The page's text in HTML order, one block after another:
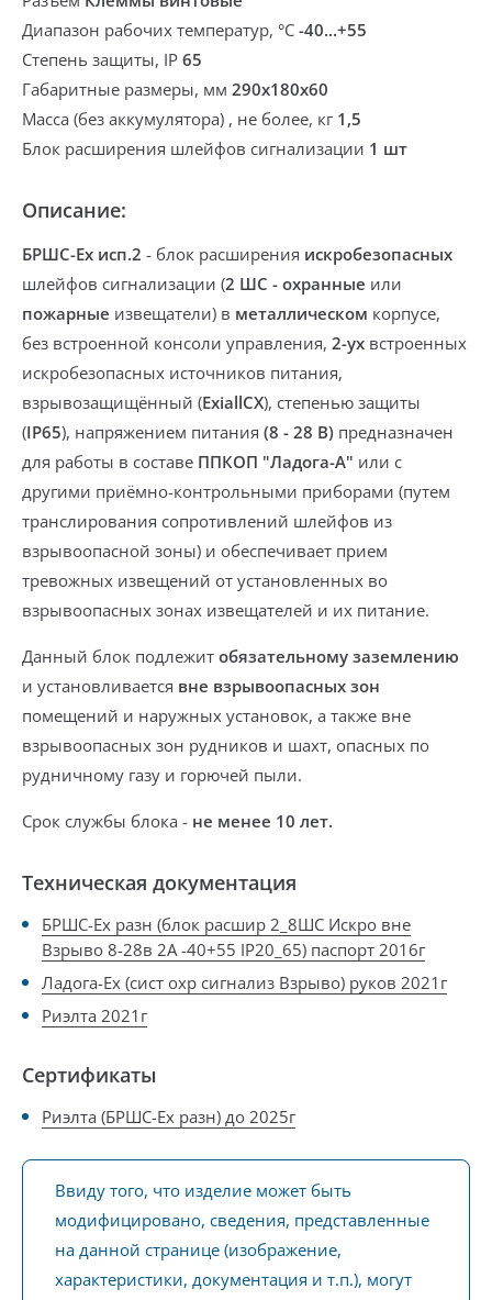
Диапазон рабочих температур, °С -40...+55
Степень защиты, IP 65
Габаритные размеры, мм 290х180х60
Масса (без аккумулятора) , не более, кг 1,5
Блок расширения шлейфов сигнализации 1 шт
Описание:
БРШС-Ех исп.2 - блок расширения искробезопасных
шлейфов сигнализации (2 ШС - охранные или
пожарные извещатели) в металлическом корпусе,
без встроенной консоли управления, 2-ух встроенных
искробезопасных источников питания,
взрывозащищённый (ExiallCX), степенью защиты
(IP65), напряжением питания (8 - 28 В) предназначен
для работы в составе ППКОП "Ладога-А" или с
другими приёмно-контрольными приборами (путем
транслирования сопротивлений шлейфов из
взрывоопасной зоны) и обеспечивает прием
тревожных извещений от установленных во
взрывоопасных зонах извещателей и их питание.
Данный блок подлежит обязательному заземлению
и установливается вне взрывоопасных зон
помещений и наружных установок, а также вне
взрывоопасных зон рудников и шахт, опасных по
рудничному газу и горючей пыли.
Срок службы блока - не менее 10 лет.
Техническая документация
БРШС-Ex разн (блок расшир 2_8ШС Искро вне
Взрыво 8-28в 2А -40+55 IP20_65) паспорт 2016г
Ладога-Ех (сист охр сигнализ Взрыво) руков 2021г
Риэлта 2021г
Сертификаты
Риэлта (БРШС-Ex разн) до 2025г
Ввиду того, что изделие может быть
модифицировано, сведения, представленные
на данной странице (изображение,
характеристики, документация и т.п.), могут